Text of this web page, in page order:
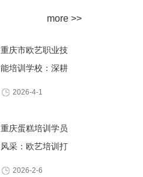
more >>
重庆市欧艺职业技
能培训学校：深耕
2026-4-1
重庆蛋糕培训学员
风采：欧艺培训打
2026-2-6